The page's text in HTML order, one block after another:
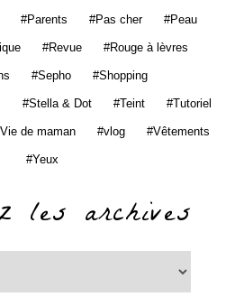
Parents Pas cher Peau
Revue Rouge à lèvres
Sepho Shopping
Stella & Dot Teint Tutoriel
Vie de maman vlog Vêtements
Yeux
les archives